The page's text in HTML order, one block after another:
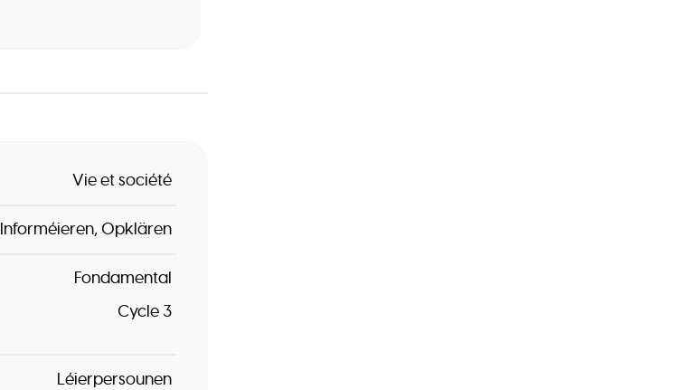
Vie et société
Informéieren Opklären
Fondamental
Cycle 3
Léierpersounen